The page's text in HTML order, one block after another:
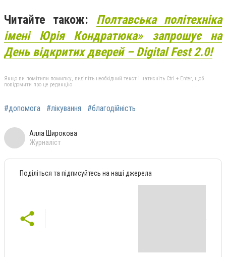
Читайте також: Полтавська політехніка
імені Юрія Кондратюка» запрошує на
День відкритих дверей – Digital Fest 2.0!
Якщо ви помітили помилку, виділіть необхідний текст і натисніть Ctrl + Enter, щоб
повідомити про це редакцію
#допомога #лікування #благодійність
Алла Широкова
Журналіст
Поділіться та підписуйтесь на наші джерела